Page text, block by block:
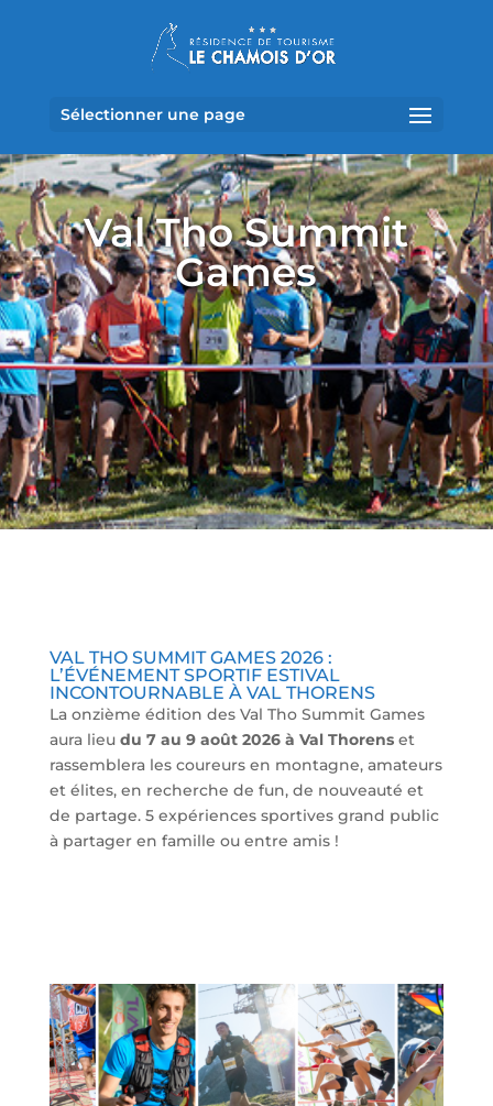
Sélectionner une page
Val Tho Summit
Games
VAL THO SUMMIT GAMES 2026 :
L’ÉVÉNEMENT SPORTIF ESTIVAL
INCONTOURNABLE À VAL THORENS
La onzième édition des Val Tho Summit Games
aura lieu du 7 au 9 août 2026 à Val Thorenset
rassemblera les coureurs en montagne, amateurs
et élites, en recherche de fun, de nouveauté et
de partage. 5 expériences sportives grand public
à partager en famille ou entre amis !